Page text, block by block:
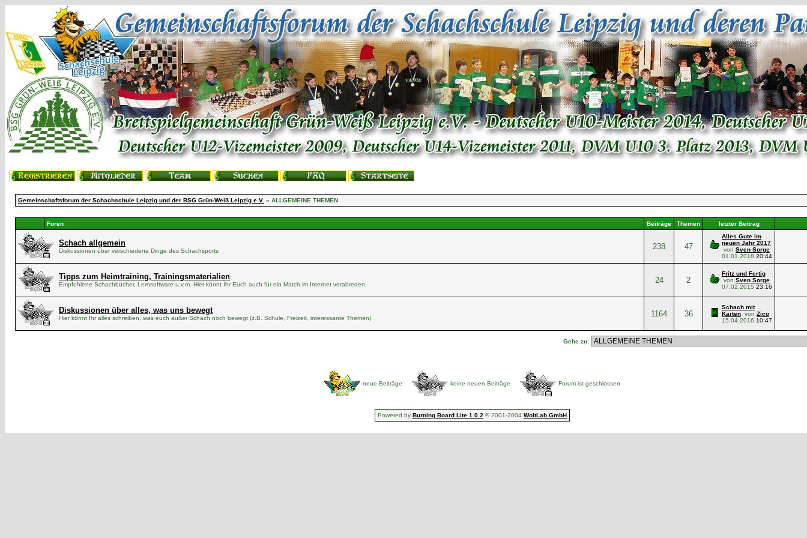
Gemeinschaftsforum der Schachschule Leipzig und der BSG Grün-Weiß Leipzig e.V. » ALLGEMEINE THEMEN
Foren Beiträge Themen letzter Beitrag
Schach allgemein
Diskussionen über verschiedene Dinge des Schachsports 238 47
Alles Gute im
neuen Jahr 2017
von Sven Sorge
01.01.2018 20:44
Tipps zum Heimtraining, Trainingsmaterialien
Empfohlene Schachbücher, Lernsoftware u.v.m. Hier könnt Ihr Euch auch für ein Match im Internet verabreden. 24 2
Fritz und Fertig
von Sven Sorge
07.02.2015 23:16
Diskussionen über alles, was uns bewegt
Hier könnt Ihr alles schreiben, was euch außer Schach noch bewegt (z.B. Schule, Freizeit, interessante Themen). 1164 36
Schach mit
Karten von Zico
15.04.2016 10:47
Gehe zu:
neue Beiträge keine neuen Beiträge Forum ist geschlossen
Powered by Burning Board Lite 1.0.2 © 2001-2004 WoltLab GmbH